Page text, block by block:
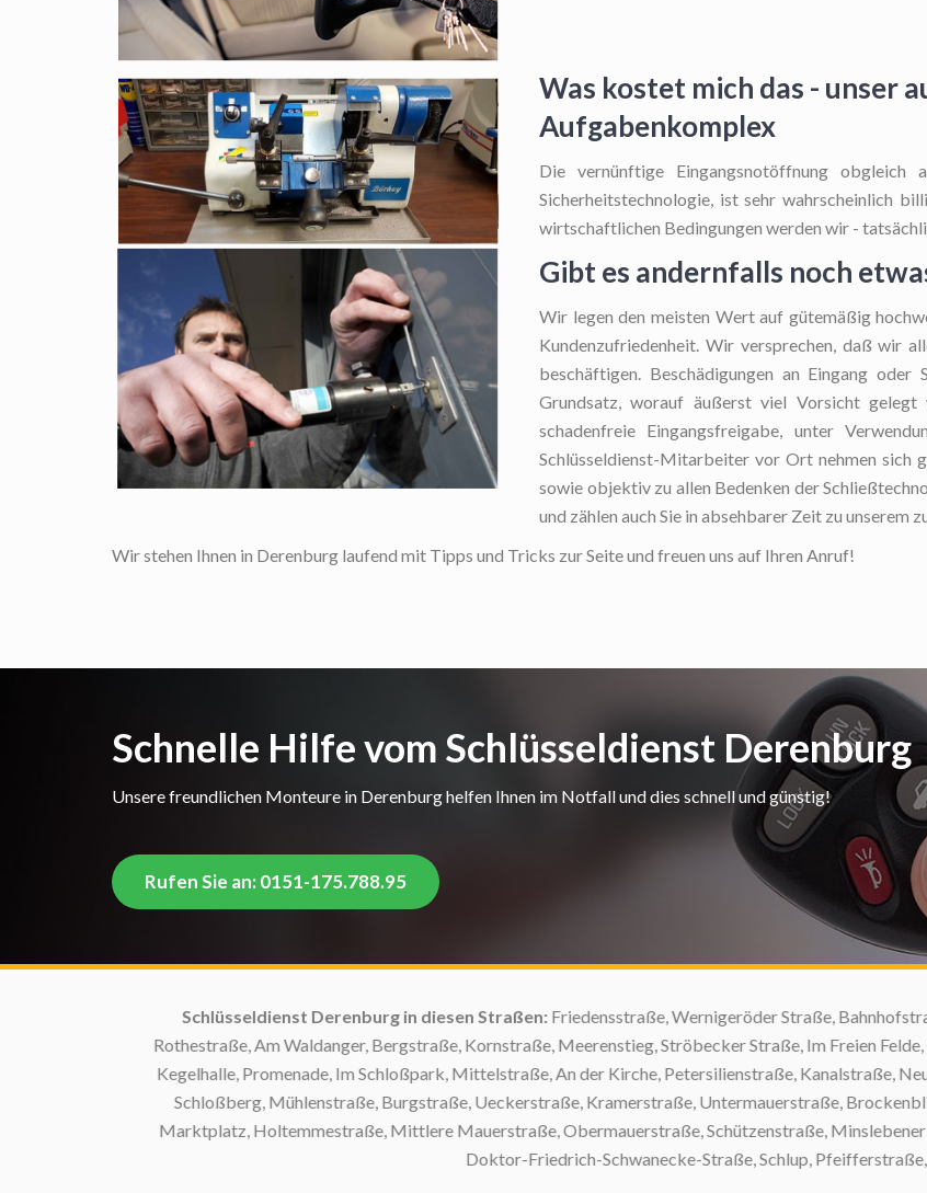
Was kostet mich das - unser
Aufgabenkomplex
Die vernünftige Eingangsnotöffnungobgleich
Sicherheitstechnologie, ist sehr wahrscheinlich
wirtschaftlichen Bedingungen werden wir -
Gibt es andernfalls noch
Wir legen den meisten Wert auf gütemäßig
Kundenzufriedenheit. Wir versprechen, daß wir
beschäftigen. Beschädigungen an Eingang
Grundsatz, worauf äußerst viel Vorsicht
schadenfreie Eingangsfreigabe, unter
Schlüsseldienst-Mitarbeiter vor Ort nehmen sich
sowie objektiv zu allen Bedenken der
und zählen auch Sie in absehbarer Zeit zu unserem
Wir stehen Ihnen in Derenburg laufend mit Tipps und Tricks zur Seite und freuen uns auf Ihren Anruf!
Schnelle Hilfe vom Schlüsseldienst Derenburg
Unsere freundlichen Monteure in Derenburg helfen Ihnen im Notfall und dies schnell und günstig!
Rufen Sie an: 0151-175.788.95
Schlüsseldienst Derenburg in diesen Straßen:Friedensstraße, Wernigeröder Straße,
Rothestraße, Am Waldanger, Bergstraße, Kornstraße, Meerenstieg, Ströbecker Straße, Im Freien Felde,
Kegelhalle, Promenade, Im Schloßpark, Mittelstraße, An der Kirche, Petersilienstraße, Kanalstraße,
Schloßberg, Mühlenstraße, Burgstraße, Ueckerstraße, Kramerstraße, Untermauerstraße,
Marktplatz, Holtemmestraße, Mittlere Mauerstraße, Obermauerstraße, Schützenstraße, Minslebener
Doktor-Friedrich-Schwanecke-Straße, Schlup, Pfeifferstraße,